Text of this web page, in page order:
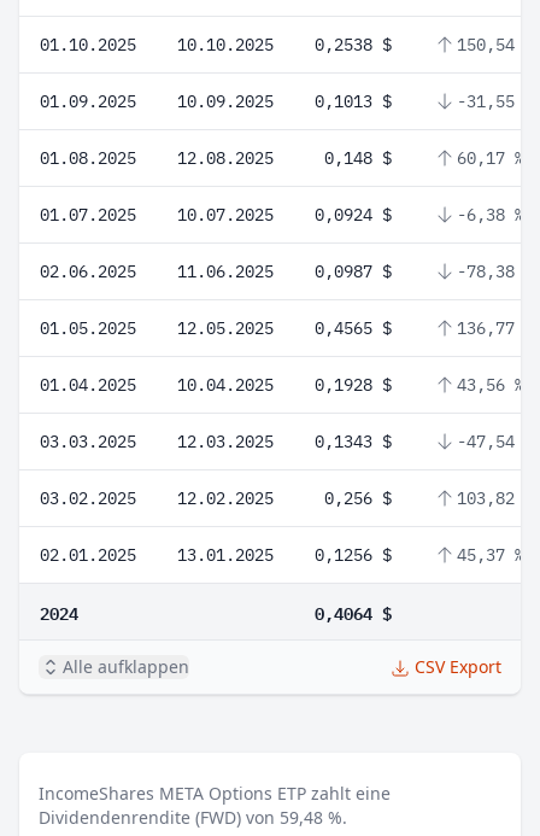
01.10.2025 10.10.2025 0,2538 $ 150,54 %
01.09.2025 10.09.2025 0,1013 $ -31,55 %
01.08.2025 12.08.2025 0,148 $ 60,17 %
01.07.2025 10.07.2025 0,0924 $ -6,38 %
02.06.2025 11.06.2025 0,0987 $ -78,38 %
01.05.2025 12.05.2025 0,4565 $ 136,77 %
01.04.2025 10.04.2025 0,1928 $ 43,56 %
03.03.2025 12.03.2025 0,1343 $ -47,54 %
03.02.2025 12.02.2025 0,256 $ 103,82 %
02.01.2025 13.01.2025 0,1256 $ 45,37 %
2024 0,4064 $
Alle aufklappen CSV Export
IncomeShares META Options ETP zahlt eine
Dividendenrendite (FWD) von 59,48 %.